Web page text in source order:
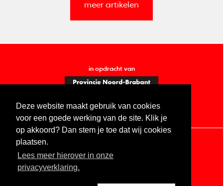
Deze website maakt gebruik van cookies
voor een goede werking van de site. Klik je
op akkoord? Dan stem je toe dat wij cookies
plaatsen.
Lees meer hierover in onze
privacyverklaring.
meer artikelen
in opdracht van
Contact Vacatures ANBI
Digitale toegankelijkheid